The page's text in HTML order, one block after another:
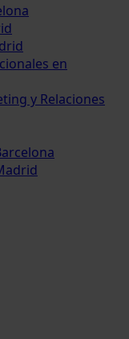
en
y Relaciones